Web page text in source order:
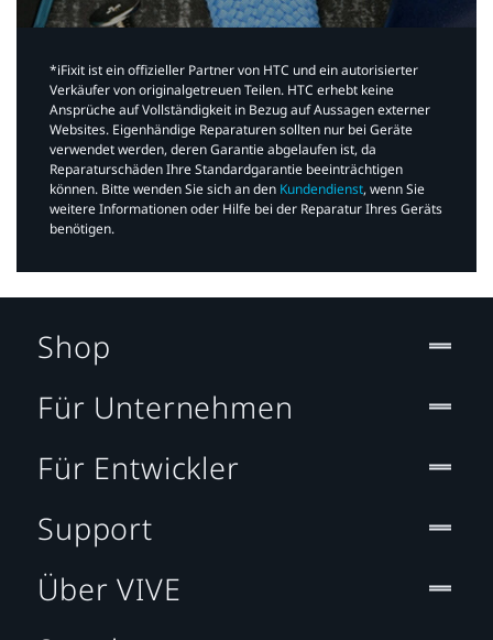
*iFixit ist ein offizieller Partner von HTC und ein autorisierter
Verkäufer von originalgetreuen Teilen. HTC erhebt keine
Ansprüche auf Vollständigkeit in Bezug auf Aussagen externer
Websites. Eigenhändige Reparaturen sollten nur bei Geräte
verwendet werden, deren Garantie abgelaufen ist, da
Reparaturschäden Ihre Standardgarantie beeinträchtigen
können. Bitte wenden Sie sich an den Kundendienst, wenn Sie
weitere Informationen oder Hilfe bei der Reparatur Ihres Geräts
benötigen.​
Shop
Für Unternehmen
Für Entwickler
Support
Über VIVE